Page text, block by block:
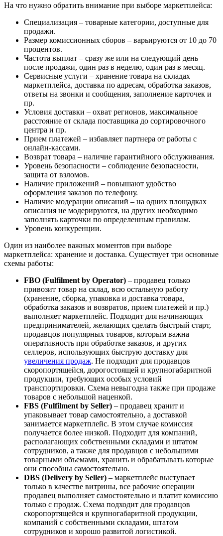
На что нужно обратить внимание при выборе маркетплейса:
Специализация – товарные категории, доступные для
продажи.
Размер комиссионных сборов – варьируются от 10 до 70
процентов.
Частота выплат – сразу же или на следующий день
после продажи, один раз в неделю, один раз в месяц.
Сервисные услуги – хранение товара на складах
маркетплейса, доставка по адресам, обработка заказов,
ответы на звонки и сообщения, заполнение карточек и
пр.
Условия доставки – охват регионов, максимальное
расстояние от склада поставщика до сортировочного
центра и пр.
Прием платежей – избавляет партнера от работы с
онлайн-кассами.
Возврат товара – наличие гарантийного обслуживания.
Уровень безопасности – соблюдение безопасности,
защита от взломов.
Наличие приложений – повышают удобство
оформления заказов по телефону.
Наличие модерации описаний – на одних площадках
описания не модерируются, на других необходимо
заполнять карточки по определенным правилам.
Уровень конкуренции.
Один из наиболее важных моментов при выборе
маркетплейса: хранение и доставка. Существует три основные
схемы работы:
FBO (Fulfilment by Operator) – продавец только
привозит товар на склад, всю остальную работу
(хранение, сборка, упаковка и доставка товара,
обработка заказов и возвратов, прием платежей и пр.)
выполняет маркетплейс. Подходит для начинающих
предпринимателей, желающих сделать быстрый старт,
продавцов популярных товаров, которым важна
оперативность при обработке заказов, и других
селлеров, использующих быструю доставку для
увеличения продаж. Не подходит для продавцов
скоропортящейся, дорогостоящей и крупногабаритной
продукции, требующих особых условий
транспортировки. Схема невыгодна также при продаже
товаров с небольшой наценкой.
FBS (Fulfilment by Seller) – продавец хранит и
упаковывает товар самостоятельно, а доставкой
занимается маркетплейс. В этом случае комиссия
получается более низкой. Подходит для компаний,
располагающих собственными складами и штатом
сотрудников, а также для продавцов с небольшими
товарными объемами, хранить и обрабатывать которые
они способны самостоятельно.
DBS (Delivery by Seller) – маркетплейс выступает
только в качестве витрины, все рабочие операции
продавец выполняет самостоятельно и платит комиссию
только с продаж. Схема подходит для продавцов
скоропортящейся и крупногабаритной продукции,
компаний с собственными складами, штатом
сотрудников и хорошо развитой логистикой.